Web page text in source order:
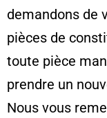
demandons de
pièces de
toute pièce
prendre un
Nous vous